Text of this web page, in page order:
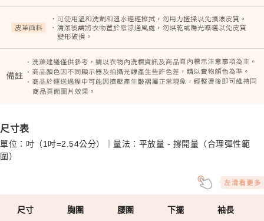
尺寸表
單位：吋（1吋=2.54公分）｜量法：平放量 - 撐開量（合理彈性範
圍）
尺寸 胸圍 腰圍 下擺 袖長